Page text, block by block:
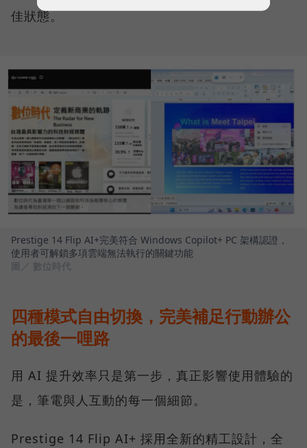
佳狀態。
Prestige 14 Flip AI+完美符合 Windows Copilot+ PC 架構認證，
使用者可解鎖多項雲端無法執行的關鍵功能
圖／ 數位時代
四種模式自由切換，完美補足行動辦公
的最後一哩路
用 AI 提升效率只是第一步，真正影響使用體驗的
是，筆電與人互動的每一個細節。
Prestige 14 Flip AI+ 採用全新的精工設計，全